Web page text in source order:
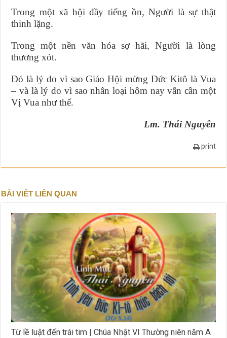
Trong một xã hội đầy tiếng ồn, Người là sự thật
thinh lặng.
Trong một nền văn hóa sợ hãi, Người là lòng
thương xót.
Đó là lý do vì sao Giáo Hội mừng Đức Kitô là Vua
– và là lý do vì sao nhân loại hôm nay vẫn cần một
Vị Vua như thế.
Lm. Thái Nguyên
print
BÀI VIẾT LIÊN QUAN
Từ lề luật đến trái tim | Chúa Nhật VI Thường niên năm A